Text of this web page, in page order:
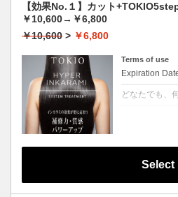
【効果No.１】カット
￥10,600→￥6,800
￥10,600 > ￥6,800
Terms of use
Expiration
どなたでも、
的な「髪質ケ
Select